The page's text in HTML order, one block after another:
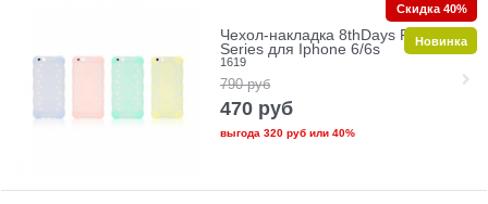
Чехол-накладка 8thDays Pudding
Series для Iphone 6/6s
1619
790 руб
470 руб
выгода 320 рубили 40%
Скидка 40%
Новинка